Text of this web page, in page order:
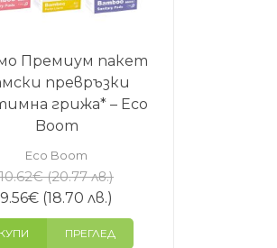
Премиум пакет
превръзки
грижа* – Eco
Boom
Eco Boom
10.62€(20.77 лв.)Original
was:
10.62€
9.56€ (18.70 лв.)
цена
е:
КУПИ ПРЕГЛЕД